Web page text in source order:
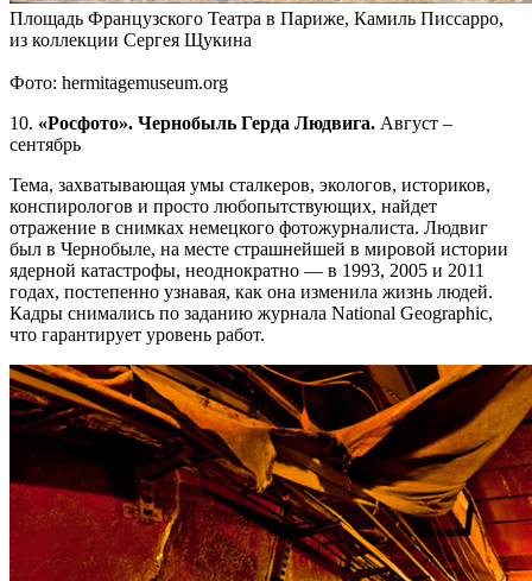
Площадь Французского Театра в Париже, Камиль Писсарро,
из коллекции Сергея Щукина
Фото: hermitagemuseum.org
10. «Росфото». Чернобыль Герда Людвига. Август –
сентябрь
Тема, захватывающая умы сталкеров, экологов, историков,
конспирологов и просто любопытствующих, найдет
отражение в снимках немецкого фотожурналиста. Людвиг
был в Чернобыле, на месте страшнейшей в мировой истории
ядерной катастрофы, неоднократно — в 1993, 2005 и 2011
годах, постепенно узнавая, как она изменила жизнь людей.
Кадры снимались по заданию журнала National Geographic,
что гарантирует уровень работ.